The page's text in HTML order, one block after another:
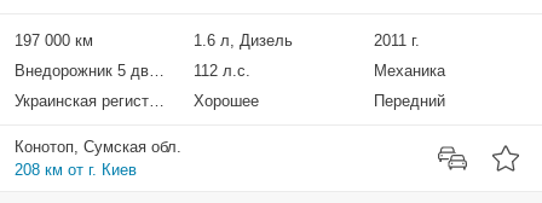
197 000 км 1.6 л, Дизель
2011 г.
Внедорожник 5 дверей
112 л.с.
Механика
Украинская регистрация
Хорошее Передний
Конотоп, Сумская обл.
208 км от г. Киев